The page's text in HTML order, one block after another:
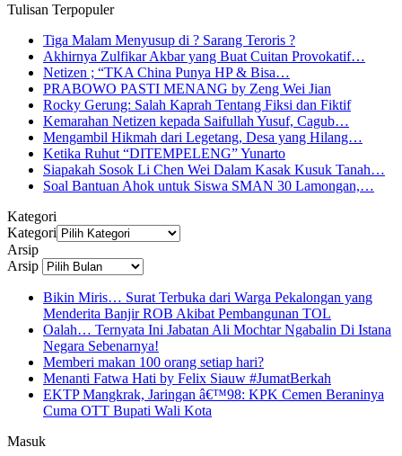
Tulisan Terpopuler
Tiga Malam Menyusup di ? Sarang Teroris ?
Akhirnya Zulfikar Akbar yang Buat Cuitan Provokatif…
Netizen ; “TKA China Punya HP & Bisa…
PRABOWO PASTI MENANG by Zeng Wei Jian
Rocky Gerung: Salah Kaprah Tentang Fiksi dan Fiktif
Kemarahan Netizen kepada Saifullah Yusuf, Cagub…
Mengambil Hikmah dari Legetang, Desa yang Hilang…
Ketika Ruhut “DITEMPELENG” Yunarto
Siapakah Sosok Li Chen Wei Dalam Kasak Kusuk Tanah…
Soal Bantuan Ahok untuk Siswa SMAN 30 Lamongan,…
Kategori
Kategori
Arsip
Arsip
Bikin Miris… Surat Terbuka dari Warga Pekalongan yang
Menderita Banjir ROB Akibat Pembangunan TOL
Oalah… Ternyata Ini Jabatan Ali Mochtar Ngabalin Di Istana
Negara Sebenarnya!
Memberi makan 100 orang setiap hari?
Menanti Fatwa Hati by Felix Siauw #JumatBerkah
EKTP Mangkrak, Jaringan â€™98: KPK Cemen Beraninya
Cuma OTT Bupati Wali Kota
Masuk